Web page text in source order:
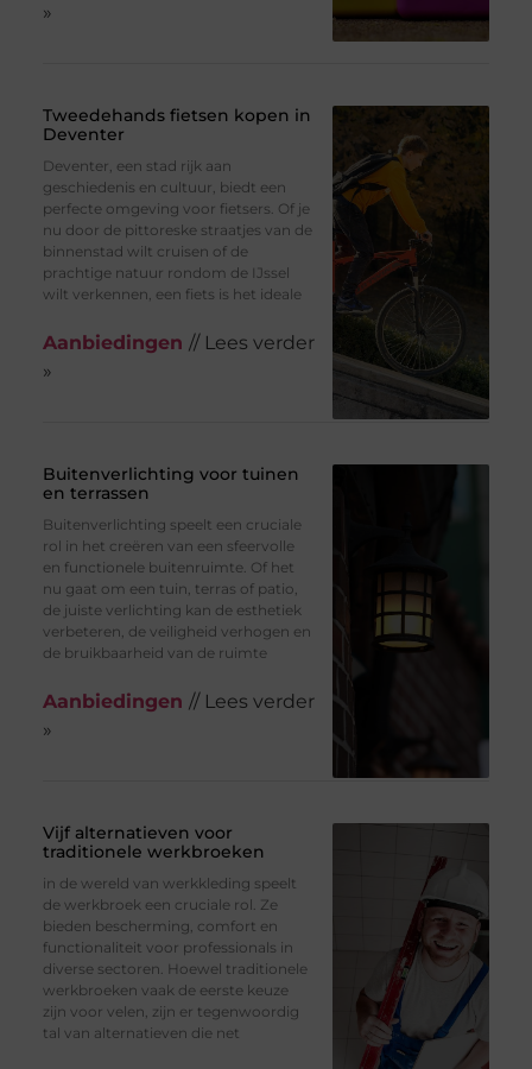
»
Tweedehands fietsen kopen in
Deventer
Deventer, een stad rijk aan
geschiedenis en cultuur, biedt een
perfecte omgeving voor fietsers. Of je
nu door de pittoreske straatjes van de
binnenstad wilt cruisen of de
prachtige natuur rondom de IJssel
wilt verkennen, een fiets is het ideale
Aanbiedingen // Lees verder
»
Buitenverlichting voor tuinen
en terrassen
Buitenverlichting speelt een cruciale
rol in het creëren van een sfeervolle
en functionele buitenruimte. Of het
nu gaat om een tuin, terras of patio,
de juiste verlichting kan de esthetiek
verbeteren, de veiligheid verhogen en
de bruikbaarheid van de ruimte
Aanbiedingen // Lees verder
»
Vijf alternatieven voor
traditionele werkbroeken
in de wereld van werkkleding speelt
de werkbroek een cruciale rol. Ze
bieden bescherming, comfort en
functionaliteit voor professionals in
diverse sectoren. Hoewel traditionele
werkbroeken vaak de eerste keuze
zijn voor velen, zijn er tegenwoordig
tal van alternatieven die net